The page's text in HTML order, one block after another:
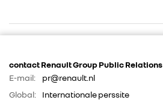
RENAULT
contact Renault Group Public Relations
E-mail:
pr@renault.nl
Global:
Internationale perssite